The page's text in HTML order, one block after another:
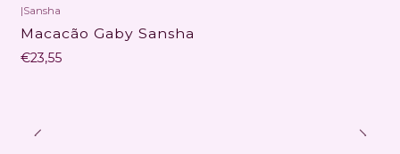
|Sansha
Macacão Gaby Sansha
€23,55